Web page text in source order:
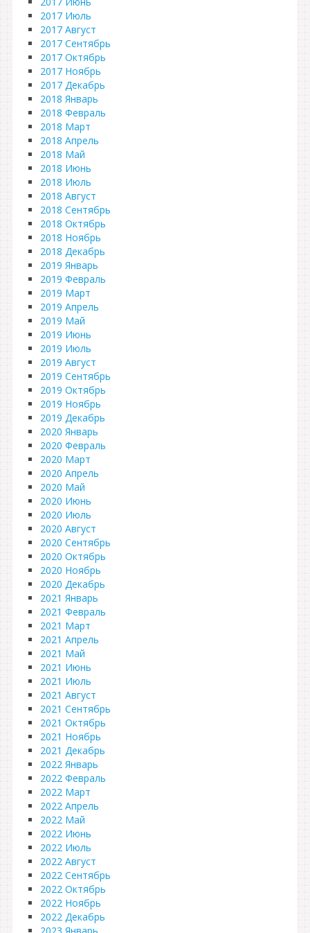
2017 Июль
2017 Август
2017 Сентябрь
2017 Октябрь
2017 Ноябрь
2017 Декабрь
2018 Январь
2018 Февраль
2018 Март
2018 Апрель
2018 Май
2018 Июнь
2018 Июль
2018 Август
2018 Сентябрь
2018 Октябрь
2018 Ноябрь
2018 Декабрь
2019 Январь
2019 Февраль
2019 Март
2019 Апрель
2019 Май
2019 Июнь
2019 Июль
2019 Август
2019 Сентябрь
2019 Октябрь
2019 Ноябрь
2019 Декабрь
2020 Январь
2020 Февраль
2020 Март
2020 Апрель
2020 Май
2020 Июнь
2020 Июль
2020 Август
2020 Сентябрь
2020 Октябрь
2020 Ноябрь
2020 Декабрь
2021 Январь
2021 Февраль
2021 Март
2021 Апрель
2021 Май
2021 Июнь
2021 Июль
2021 Август
2021 Сентябрь
2021 Октябрь
2021 Ноябрь
2021 Декабрь
2022 Январь
2022 Февраль
2022 Март
2022 Апрель
2022 Май
2022 Июнь
2022 Июль
2022 Август
2022 Сентябрь
2022 Октябрь
2022 Ноябрь
2022 Декабрь